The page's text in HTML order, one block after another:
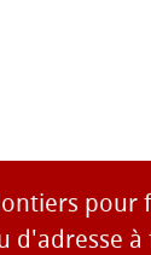
d'adresse à